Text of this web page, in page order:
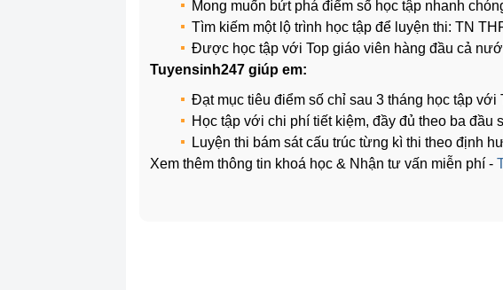
Mong muốn bứt phá điểm số học tập nhanh
Tìm kiếm một lộ trình học tập để luyện thi: TN
Được học tập với Top giáo viên hàng đầu cả
Tuyensinh247 giúp em:
Đạt mục tiêu điểm số chỉ sau 3 tháng học tập với
Học tập với chi phí tiết kiệm, đầy đủ theo ba đầu
Luyện thi bám sát cấu trúc từng kì thi theo định
Xem thêm thông tin khoá học & Nhận tư vấn miễn phí -